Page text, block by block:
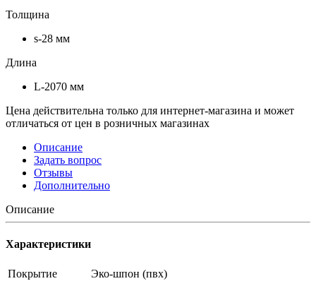
Толщина
s-28 мм
Длина
L-2070 мм
Цена действительна только для интернет-магазина и может
отличаться от цен в розничных магазинах
Описание
Задать вопрос
Отзывы
Дополнительно
Описание
Характеристики
Покрытие
Эко-шпон (пвх)